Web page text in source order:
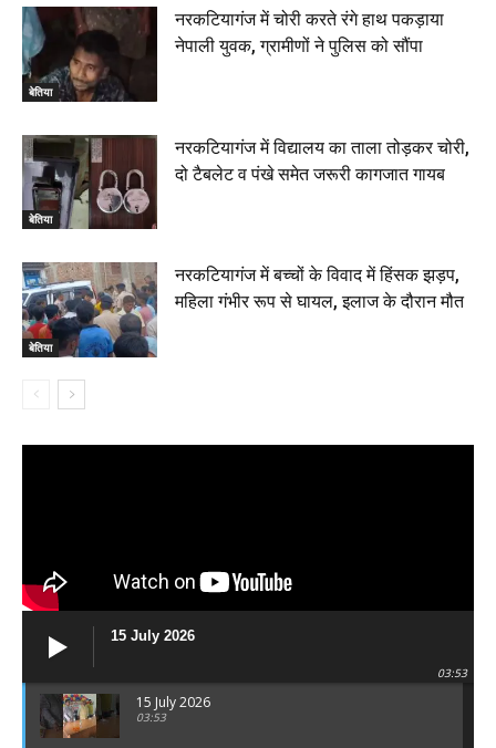
बेतिया
नरकटियागंज में चोरी करते रंगे हाथ पकड़ाया
नेपाली युवक, ग्रामीणों ने पुलिस को सौंपा
बेतिया
नरकटियागंज में विद्यालय का ताला तोड़कर चोरी,
दो टैबलेट व पंखे समेत जरूरी कागजात गायब
बेतिया
नरकटियागंज में बच्चों के विवाद में हिंसक झड़प,
महिला गंभीर रूप से घायल, इलाज के दौरान मौत
15 July 2026
03:53
15 July 2026
03:53